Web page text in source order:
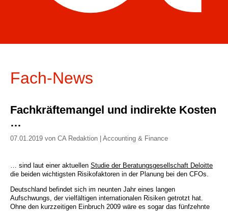
Fach-News
Fachkräftemangel und indirekte Kosten
…
07.01.2019 von CA Redaktion | Accounting & Finance
… sind laut einer aktuellen Studie der Beratungsgesellschaft Deloitte
die beiden wichtigsten Risikofaktoren in der Planung bei den CFOs.
Deutschland befindet sich im neunten Jahr eines langen
Aufschwungs, der vielfältigen internationalen Risiken getrotzt hat.
Ohne den kurzzeitigen Einbruch 2009 wäre es sogar das fünfzehnte